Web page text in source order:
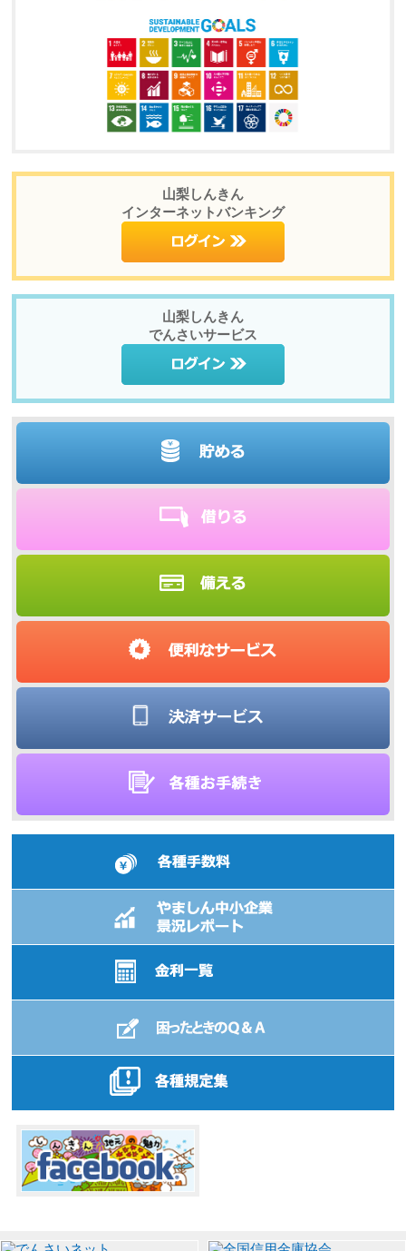
山梨しんきん
インターネットバンキング
山梨しんきん
でんさいサービス